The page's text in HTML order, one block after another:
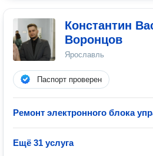
Константин
Воронцов
Ярославль
Паспорт проверен
Ремонт электронного блока
Ещё 31 услуга